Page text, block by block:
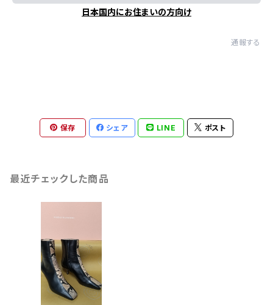
日本国内にお住まいの方向け
通報する
保存 シェア LINE ポスト
最近チェックした商品